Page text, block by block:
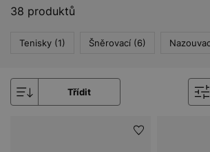
38 produktů
Tenisky (1) Šněrovací (6)
Třídit